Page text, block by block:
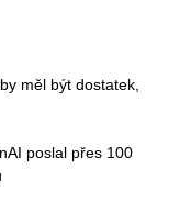
měl být dostatek,
poslal přes 100